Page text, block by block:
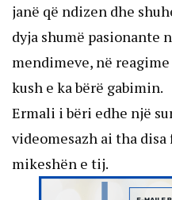
janë që ndizen dhe
dyja shumë pasionante
mendimeve, në
kush e ka bërë gabimin.
Ermali i bëri edhe një
videomesazh ai tha
mikeshën e tij.